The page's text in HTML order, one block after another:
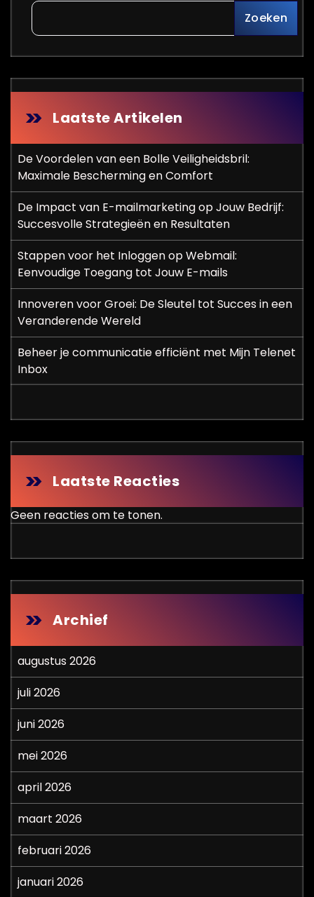
Zoeken
Laatste Artikelen
De Voordelen van een Bolle Veiligheidsbril:
Maximale Bescherming en Comfort
De Impact van E-mailmarketing op Jouw Bedrijf:
Succesvolle Strategieën en Resultaten
Stappen voor het Inloggen op Webmail:
Eenvoudige Toegang tot Jouw E-mails
Innoveren voor Groei: De Sleutel tot Succes in een
Veranderende Wereld
Beheer je communicatie efficiënt met Mijn Telenet
Inbox
Laatste Reacties
Geen reacties om te tonen.
Archief
augustus 2026
juli 2026
juni 2026
mei 2026
april 2026
maart 2026
februari 2026
januari 2026